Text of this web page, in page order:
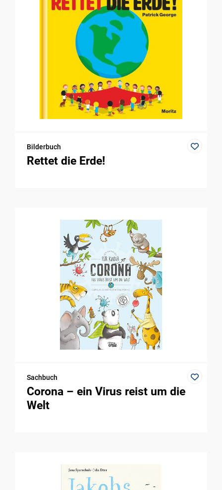
Bilderbuch
Rettet die Erde!
Sachbuch
Corona – ein Virus reist um die
Welt